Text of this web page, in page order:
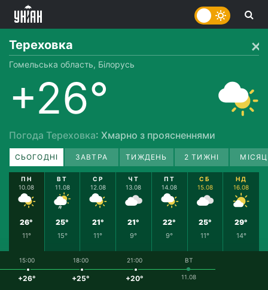
Тереховка
Гомельська область, Білорусь
+26°
Погода Тереховка: Хмарно з проясненнями
СЬОГОДНІ ЗАВТРА ТИЖДЕНЬ 2 ТИЖНІ
ПН
10.08
26°
11°
ВТ
11.08
25°
15°
СР
12.08
21°
11°
ЧТ
13.08
21°
9°
ПТ
14.08
22°
9°
СБ
15.08
25°
11°
НД
16.08
29°
14°
15:00
+26°
18:00
+25°
21:00
+20°
ВТ
11.08